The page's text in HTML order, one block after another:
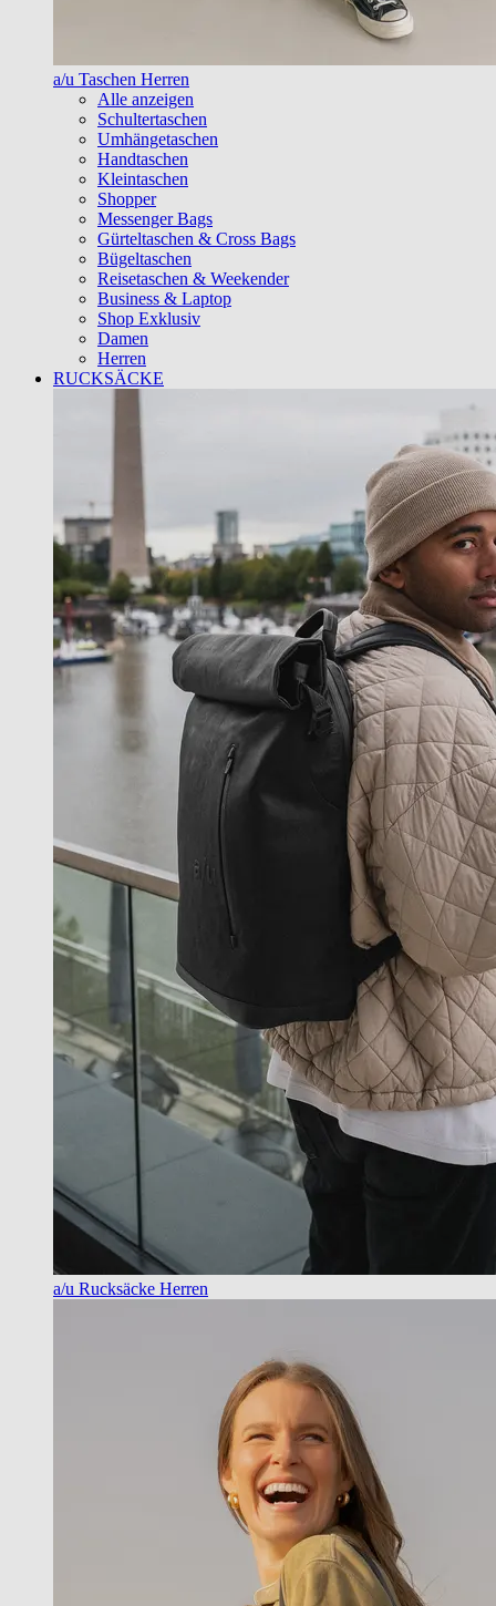
a/u Taschen Herren
Alle anzeigen
Schultertaschen
Umhängetaschen
Handtaschen
Kleintaschen
Shopper
Messenger Bags
Gürteltaschen & Cross Bags
Bügeltaschen
Reisetaschen & Weekender
Business & Laptop
Shop Exklusiv
Damen
Herren
RUCKSÄCKE
a/u Rucksäcke Herren